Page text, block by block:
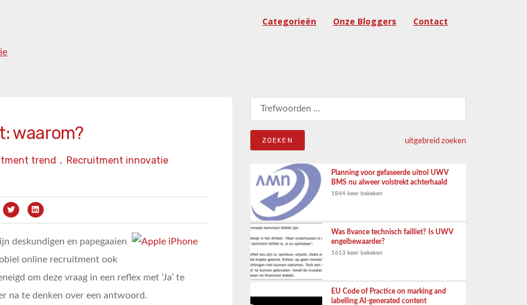
Categorieën Onze Bloggers Contact
waarom?
Recruitment innovatie
trend ,
deskundigen en papegaaien
online recruitment ook
om deze vraag in een reflex met ‘Ja’ te
na te denken over een antwoord.
Zoeken naar:
uitgebreid zoeken
Planning voor gefaseerde uitrol UWV
BMS nu alweer volstrekt achterhaald
1844 keer bekeken
Was 8vance technisch failliet? Is UWV
engelbewaarder?
1613 keer bekeken
EU Code of Practice on marking and
labelling AI-generated content